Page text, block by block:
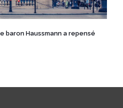
baron Haussmann a repensé